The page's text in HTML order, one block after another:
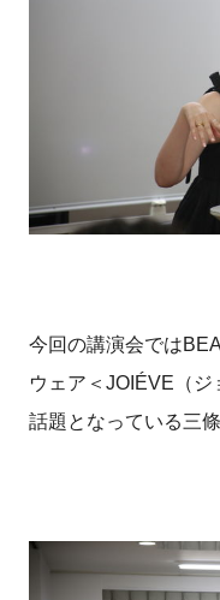
今回の講演会では
ウェア＜JOIÉVE（ジ
話題となっている三